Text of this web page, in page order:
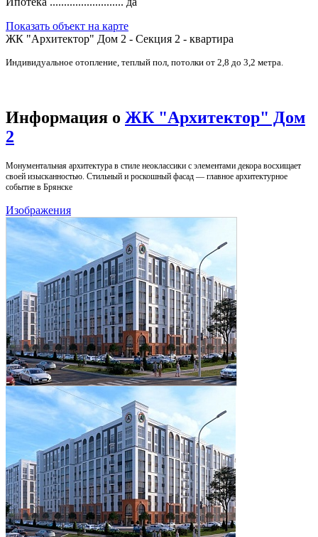
Показать объект на карте
ЖК "Архитектор" Дом 2 - Секция 2 - квартира
Индивидуальное отопление, теплый пол, потолки от 2,8 до 3,2 метра.
Информация о ЖК "Архитектор" Дом
2
Монументальная архитектура в стиле неоклассики с элементами декора восхищает
своей изысканностью. Стильный и роскошный фасад — главное архитектурное
событие в Брянске
Изображения